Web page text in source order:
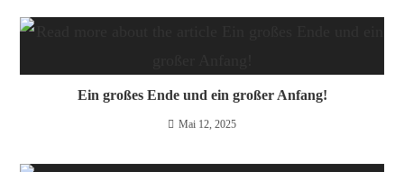
Ein großes Ende und ein großer Anfang!
Mai 12, 2025